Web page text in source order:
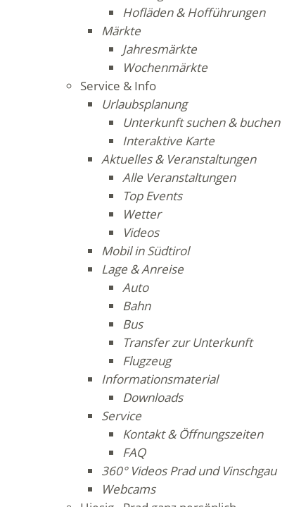
Hofläden & Hofführungen
Märkte
Jahresmärkte
Wochenmärkte
Service & Info
Urlaubsplanung
Unterkunft suchen & buchen
Interaktive Karte
Aktuelles & Veranstaltungen
Alle Veranstaltungen
Top Events
Wetter
Videos
Mobil in Südtirol
Lage & Anreise
Auto
Bahn
Bus
Transfer zur Unterkunft
Flugzeug
Informationsmaterial
Downloads
Service
Kontakt & Öffnungszeiten
FAQ
360° Videos Prad und Vinschgau
Webcams